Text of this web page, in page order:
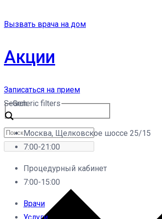
Вызвать врача на дом
Акции
Записаться на прием
Search
Generic filters
Москва, Щелковское шоссе 25/15
7:00-21:00
Процедурный кабинет
7:00-15:00
Врачи